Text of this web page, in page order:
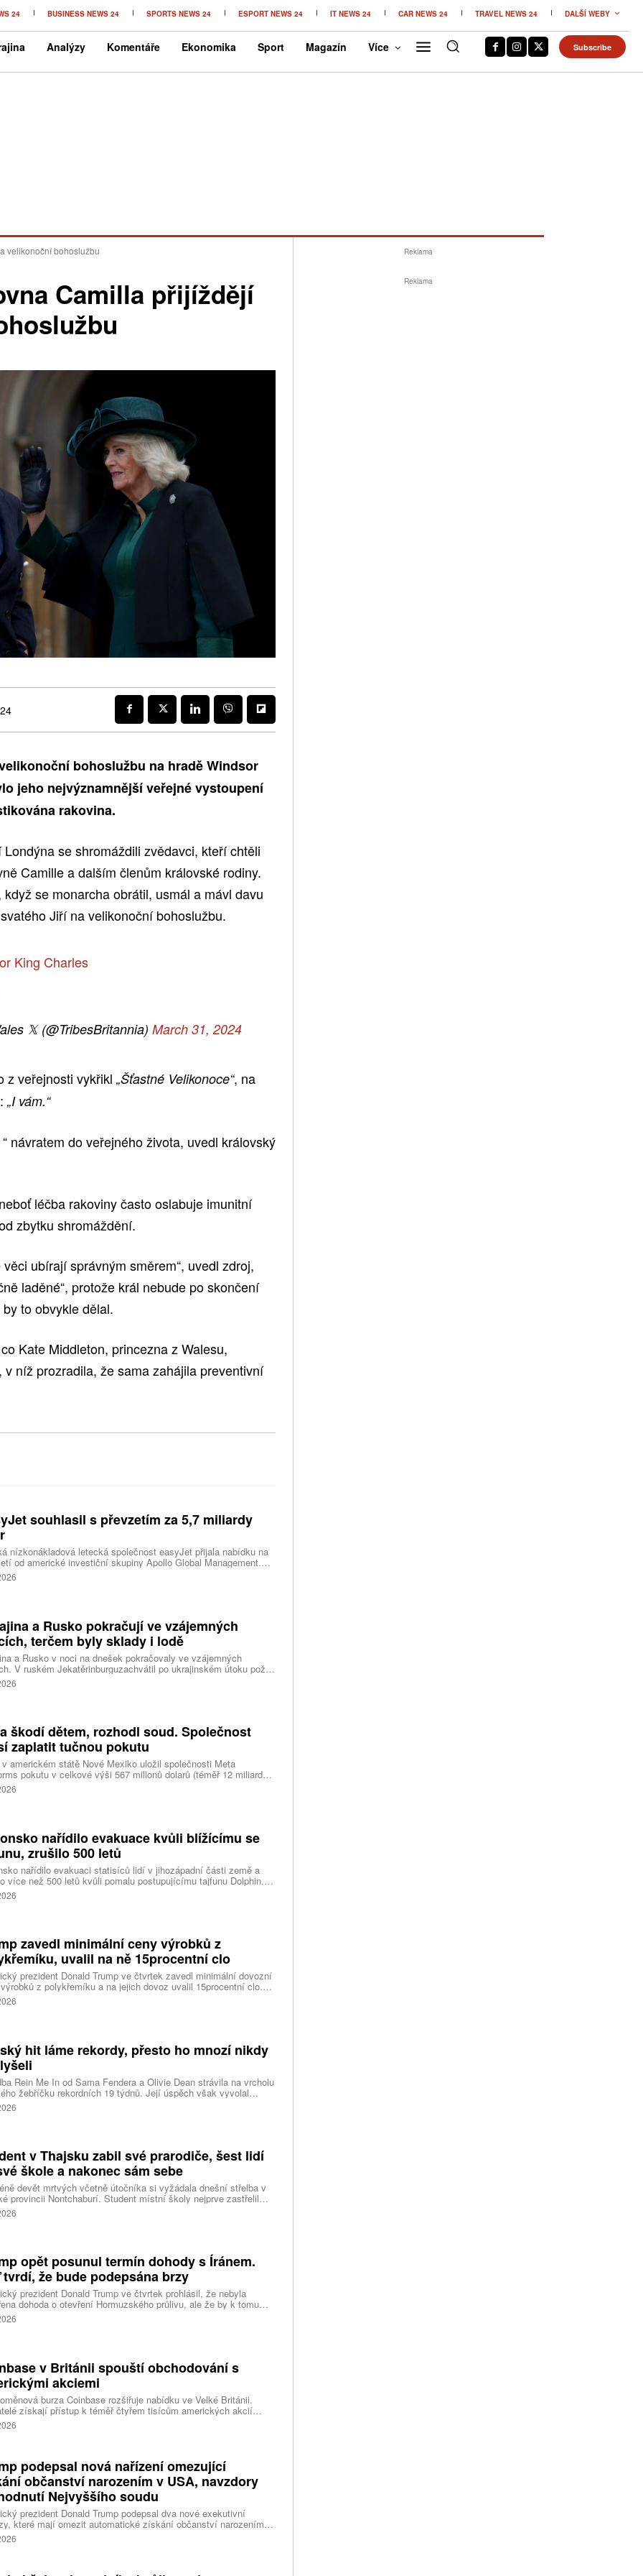
24 BUSINESS NEWS 24 SPORTS NEWS 24 ESPORT NEWS 24 IT NEWS 24 CAR NEWS 24 TRAVEL NEWS 24 DALŠÍ WEBY
Analýzy Komentáře Ekonomika Sport Magazín Více Subscribe
velikonoční bohoslužbu
Camilla přijíždějí
bohoslužbu na hradě Windsor
jeho nejvýznamnější veřejné vystoupení
rakovina.
se shromáždili zvědavci, kteří chtěli
Camille a dalším členům královské rodiny.
se monarcha obrátil, usmál a mávl davu
Jiří na velikonoční bohoslužbu.
King Charles
𝕏 (@TribesBritannia)March 31, 2024
z veřejnosti vykřikl „Šťastné Velikonoce“, na
„I vám.“
návratem do veřejného života, uvedl královský
léčba rakoviny často oslabuje imunitní
zbytku shromáždění.
ubírají správným směrem“, uvedl zdroj,
laděné“, protože král nebude po skončení
to obvykle dělal.
Kate Middleton, princezna z Walesu,
níž prozradila, že sama zahájila preventivní
souhlasil s převzetím za 5,7 miliardy
nízkonákladová letecká společnost easyJet přijala nabídku na
od americké investiční skupiny Apollo Global Management.
oceňuje aerolinku na 5,7 miliardy liber, tedy přibližně 162
korun.
a Rusko pokračují ve vzájemných
terčem byly sklady i lodě
a Rusko v noci na dnešek pokračovaly ve vzájemných
V ruském Jekatěrinburguzachvátil po ukrajinském útoku požár
centrum ruského internetového prodejce Wildberries.
o tom informovala bez podrobností na síti Telegram.
škodí dětem, rozhodl soud. Společnost
zaplatit tučnou pokutu
americkém státě Nové Mexiko uložil společnosti Meta
pokutu v celkové výši 567 milionů dolarů (téměř 12 miliard
za újmu, kterou její platformy Facebook a Instagram působí
lidem. Firma musí změnit způsob ověřování věku.
nařídilo evakuace kvůli blížícímu se
zrušilo 500 letů
nařídilo evakuaci statisíců lidí v jihozápadní části země a
více než 500 letů kvůli pomalu postupujícímu tajfunu Dolphin.
meteorologů přinese tajfun do oblasti silný vítr, prudký déšť a
vlny, píše agentura Reuters. Dolphin je tajfunem první, tedy
meteorologická agentura (JMA).
zavedl minimální ceny výrobků z
uvalil na ně 15procentní clo
prezident Donald Trump ve čtvrtek zavedl minimální dovozní
z polykřemíku a na jejich dovoz uvalil 15procentní clo.
se používá při výrobě polovodičů a je hlavní složkou
panelů, jeho největším světovým producentem je Čína.
Reuters.
hit láme rekordy, přesto ho mnozí nikdy
Rein Me In od Sama Fendera a Olivie Dean strávila na vrcholu
žebříčku rekordních 19 týdnů. Její úspěch však vyvolal
reakci. Řada lidí tvrdí, že píseň nikdy neslyšela. Hudební
totiž rozdělil do menších skupin, které poslouchají úplně jiné
v Thajsku zabil své prarodiče, šest lidí
škole a nakonec sám sebe
devět mrtvých včetně útočníka si vyžádala dnešní střelba v
provincii Nontchaburí. Student místní školy nejprve zastřelil
svého dědečka oba prarodiče a pak se vydal do školy, kde zabil
a tři žáky, dalších 15 lidí zranil a nakonec spáchal
opět posunul termín dohody s Íránem.
tvrdí, že bude podepsána brzy
prezident Donald Trump ve čtvrtek prohlásil, že nebyla
dohoda o otevření Hormuzského průlivu, ale že by k tomu
dojít brzy. Írán je mezitím nadosah dohody o tranzitu v úžině
která může pro Trumpa představovat problém.
v Británii spouští obchodování s
akciemi
burza Coinbase rozšiřuje nabídku ve Velké Británii.
získají přístup k téměř čtyřem tisícům amerických akcií
v aplikaci, ve které spravují kryptoměny a běžné peníze.
podepsal nová nařízení omezující
občanství narozením v USA, navzdory
Nejvyššího soudu
prezident Donald Trump podepsal dva nové exekutivní
které mají omezit automatické získání občanství narozením
Spojených států. Přichází s nimi jen několik týdnů poté, co
soud odmítl jeho předchozí pokus.
Reklama
Reklama